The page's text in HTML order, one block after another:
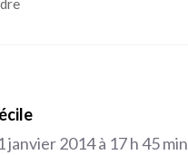
janvier 2014 à 17 h 45 min